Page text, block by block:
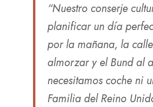
“Nuestro conserje
planificar un día
por la mañana, la
almorzar y el Bund al
necesitamos coche ni
Familia del Reino